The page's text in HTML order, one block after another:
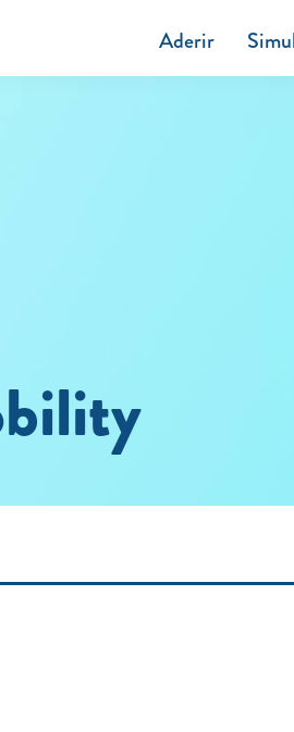
Aderir